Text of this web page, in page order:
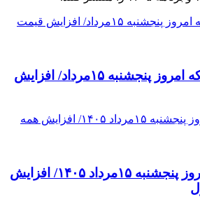
قیمت طلا، دلار و سکه امروز پنجشنبه ۱۵مرداد/ افزایش
قیمت طلا و سکه امروز پنجشنبه ۱۵مرداد ۱۴۰۵/ افزایش